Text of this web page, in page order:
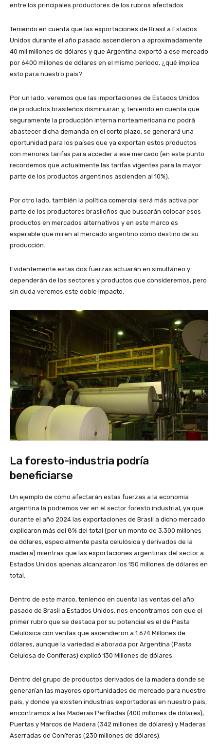
entre los principales productores de los rubros afectados.
Teniendo en cuenta que las exportaciones de Brasil a Estados
Unidos durante el año pasado ascendieron a aproximadamente
40 mil millones de dólares y que Argentina exportó a ese mercado
por 6400 millones de dólares en el mismo período, ¿qué implica
esto para nuestro país?
Por un lado, veremos que las importaciones de Estados Unidos
de productos brasileños disminuirán y, teniendo en cuenta que
seguramente la producción interna norteamericana no podrá
abastecer dicha demanda en el corto plazo, se generará una
oportunidad para los países que ya exportan estos productos
con menores tarifas para acceder a ese mercado (en este punto
recordemos que actualmente las tarifas vigentes para la mayor
parte de los productos argentinos ascienden al 10%).
Por otro lado, también la política comercial será más activa por
parte de los productores brasileños que buscarán colocar esos
productos en mercados alternativos y en este marco es
esperable que miren al mercado argentino como destino de su
producción.
Evidentemente estas dos fuerzas actuarán en simultáneo y
dependerán de los sectores y productos que consideremos, pero
sin duda veremos este doble impacto.
La foresto-industria podría
beneficiarse
Un ejemplo de cómo afectarán estas fuerzas a la economía
argentina la podremos ver en el sector foresto industrial, ya que
durante el año 2024 las exportaciones de Brasil a dicho mercado
explicaron más del 8% del total (por un monto de 3.300 millones
de dólares, especialmente pasta celulósica y derivados de la
madera) mientras que las exportaciones argentinas del sector a
Estados Unidos apenas alcanzaron los 150 millones de dólares en
total.
Dentro de este marco, teniendo en cuenta las ventas del año
pasado de Brasil a Estados Unidos, nos encontramos con que el
primer rubro que se destaca por su potencial es el de Pasta
Celulósica con ventas que ascendieron a 1.674 Millones de
dólares, aunque la variedad elaborada por Argentina (Pasta
Celulosa de Coníferas) explicó 130 Millones de dólares.
Dentro del grupo de productos derivados de la madera donde se
generarían las mayores oportunidades de mercado para nuestro
país, y donde ya existen industrias exportadoras en nuestro país,
encontramos a las Maderas Perfiladas (400 millones de dólares),
Puertas y Marcos de Madera (342 millones de dólares) y Maderas
Aserradas de Coníferas (230 millones de dólares).